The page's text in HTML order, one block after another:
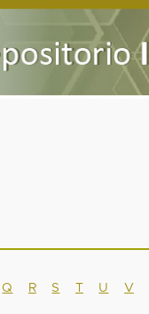
Q R S T U
V